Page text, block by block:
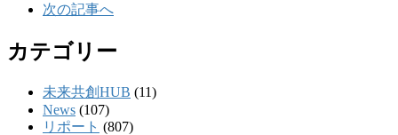
次の記事へ
カテゴリー
未来共創HUB (11)
News (107)
リポート (807)